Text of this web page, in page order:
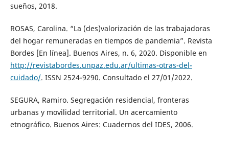
sueños, 2018.
ROSAS, Carolina. “La (des)valorización de las trabajadoras
del hogar remuneradas en tiempos de pandemia”. Revista
Bordes [En línea]. Buenos Aires, n. 6, 2020. Disponible en
http://revistabordes.unpaz.edu.ar/ultimas-otras-del-
cuidado/. ISSN 2524-9290. Consultado el 27/01/2022.
SEGURA, Ramiro. Segregación residencial, fronteras
urbanas y movilidad territorial. Un acercamiento
etnográfico. Buenos Aires: Cuadernos del IDES, 2006.